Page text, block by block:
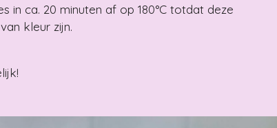
in ca. 20 minuten af op 180°C totdat deze
kleur zijn.